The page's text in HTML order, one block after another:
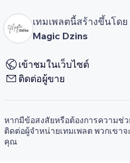
เทมเพลตนี้สร้างขึ้นโดย
Magic Dzins
เข้าชมในเว็บไซต์
ติดต่อผู้ขาย
หากมีข้อสงสัยหรือต้องการความช่ว
ติดต่อผู้จำหน่ายเทมเพลต พวกเขา
คุณ